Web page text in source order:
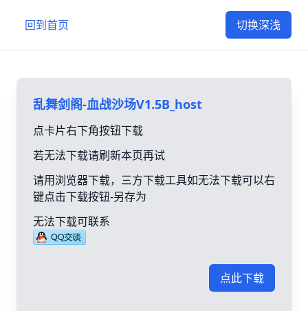
回到首页 切换深浅
乱舞剑阁-血战沙场V1.5B_host
点卡片右下角按钮下载
若无法下载请刷新本页再试
请用浏览器下载，三方下载工具如无法下载可以右
键点击下载按钮-另存为
无法下载可联系
点此下载